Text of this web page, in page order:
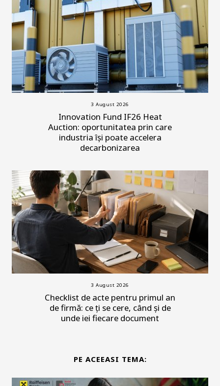
3 August 2026
Innovation Fund IF26 Heat
Auction: oportunitatea prin care
industria își poate accelera
decarbonizarea
3 August 2026
Checklist de acte pentru primul an
de firmă: ce ți se cere, când și de
unde iei fiecare document
PE ACEEASI TEMA: